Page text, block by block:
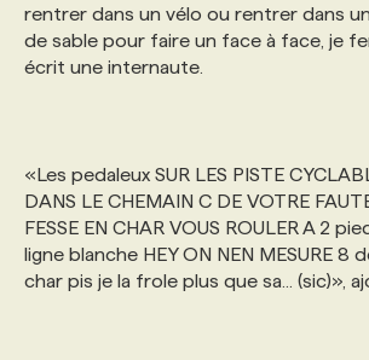
rentrer dans un vélo ou rentrer dans
de sable pour faire un face à face, je
écrit une internaute.
«Les pedaleux SUR LES PISTE
DANS LE CHEMAIN C DE VOTRE
FESSE EN CHAR VOUS ROULER A 2
ligne blanche HEY ON NEN MESURE 8
char pis je la frole plus que sa... (sic)»,